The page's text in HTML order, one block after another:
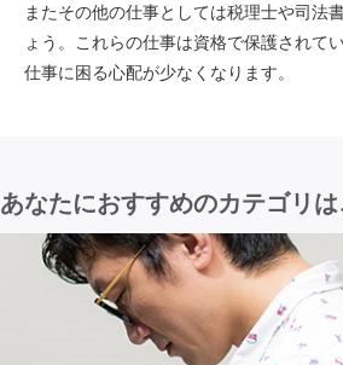
またその他の仕事としては税理士や司法
ょう。これらの仕事は資格で保護されて
仕事に困る心配が少なくなります。
あなたにおすすめのカテゴリは